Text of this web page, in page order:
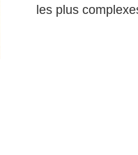
les plus